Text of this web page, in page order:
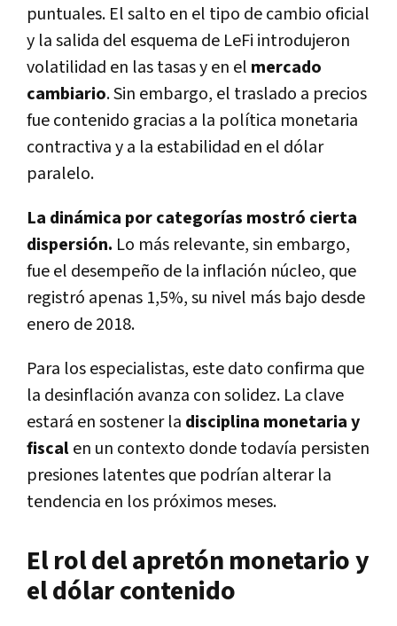
puntuales. El salto en el tipo de cambio oficial
y la salida del esquema de LeFi introdujeron
volatilidad en las tasas y en el mercado
cambiario. Sin embargo, el traslado a precios
fue contenido gracias a la política monetaria
contractiva y a la estabilidad en el dólar
paralelo.
La dinámica por categorías mostró cierta
dispersión. Lo más relevante, sin embargo,
fue el desempeño de la inflación núcleo, que
registró apenas 1,5%, su nivel más bajo desde
enero de 2018.
Para los especialistas, este dato confirma que
la desinflación avanza con solidez. La clave
estará en sostener la disciplina monetaria y
fiscalen un contexto donde todavía persisten
presiones latentes que podrían alterar la
tendencia en los próximos meses.
El rol del apretón monetario y
el dólar contenido